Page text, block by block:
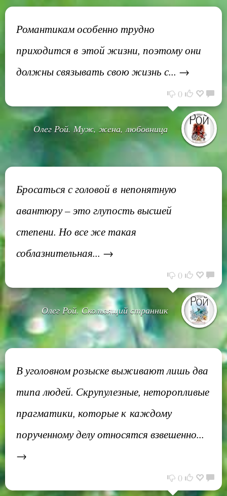
Романтикам особенно трудно
приходится в этой жизни, поэтому они
должны связывать свою жизнь с... →
0
Олег Рой. Муж, жена, любовница
Бросаться с головой в непонятную
авантюру – это глупость высшей
степени. Но все же такая
соблазнительная... →
0
Олег Рой. Скользящий странник
В уголовном розыске выживают лишь два
типа людей. Скрупулезные, неторопливые
прагматики, которые к каждому
порученному делу относятся взвешенно...
→
0